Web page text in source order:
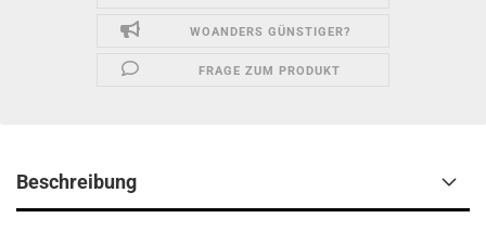
WOANDERS GÜNSTIGER?
FRAGE ZUM PRODUKT
Beschreibung